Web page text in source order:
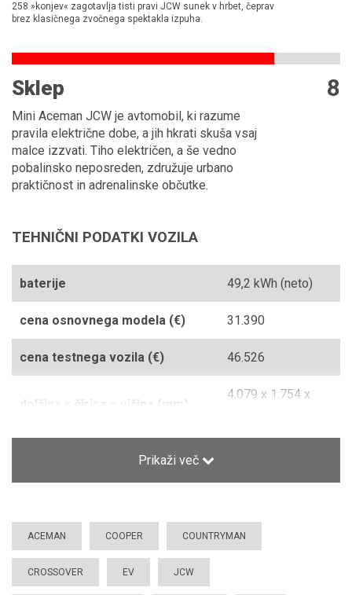
258 »konjev« zagotavlja tisti pravi JCW sunek v hrbet, čeprav
brez klasičnega zvočnega spektakla izpuha.
Sklep
Mini Aceman JCW je avtomobil, ki razume
pravila električne dobe, a jih hkrati skuša vsaj
malce izzvati. Tiho električen, a še vedno
pobalinsko neposreden, združuje urbano
praktičnost in adrenalinske občutke.
8
TEHNIČNI PODATKI VOZILA
baterije 49,2 kWh (neto)
cena osnovnega modela (€) 31.390
cena testnega vozila (€) 46.526
dolžina × širina × višina (mm)
4.079 x 1.754 x
dovoljena masa vozila (kg)
masa praznega vozila (kg) 1.825
medosna razdalja (mm)
Prikaži več
ACEMAN COOPER COUNTRYMAN
CROSSOVER EV JCW